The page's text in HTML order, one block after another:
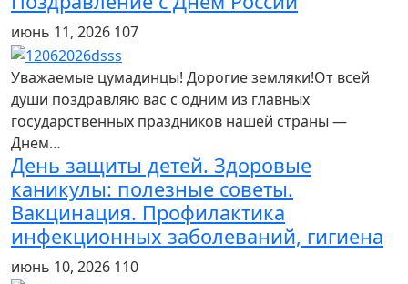
июнь 11, 2026 107
Уважаемые цумадинцы! Дорогие земляки!От всей
души поздравляю вас с одним из главных
государственных праздников нашей страны —
Днем…
День защиты детей. Здоровые
каникулы: полезные советы.
Вакцинация. Профилактика
инфекционных заболеваний, гигиена
июнь 10, 2026 110